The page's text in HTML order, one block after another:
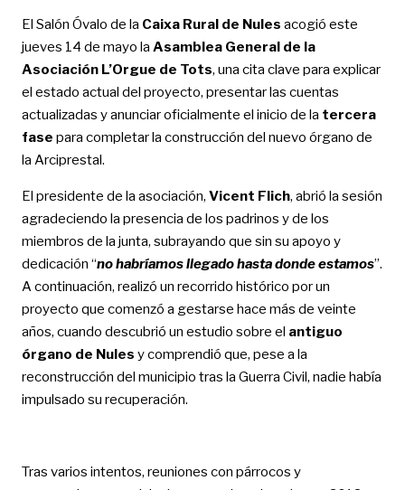
El Salón Óvalo de la Caixa Rural de Nules acogió este
jueves 14 de mayo la Asamblea General de la
Asociación L’Orgue de Tots, una cita clave para explicar
el estado actual del proyecto, presentar las cuentas
actualizadas y anunciar oficialmente el inicio de la tercera
fase para completar la construcción del nuevo órgano de
la Arciprestal.
El presidente de la asociación, Vicent Flich, abrió la sesión
agradeciendo la presencia de los padrinos y de los
miembros de la junta, subrayando que sin su apoyo y
dedicación “no habríamos llegado hasta donde estamos”.
A continuación, realizó un recorrido histórico por un
proyecto que comenzó a gestarse hace más de veinte
años, cuando descubrió un estudio sobre el antiguo
órgano de Nules y comprendió que, pese a la
reconstrucción del municipio tras la Guerra Civil, nadie había
impulsado su recuperación.
Tras varios intentos, reuniones con párrocos y